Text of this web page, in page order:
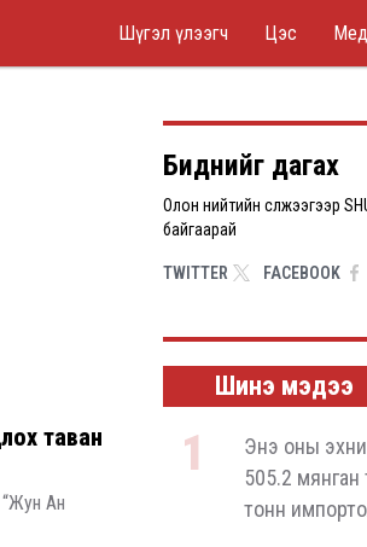
Main
Menu
Шүгэл үлээгч Цэс
таван
Ан
Биднийг дагах
Олон нийтийн сүлжээгээр
байгаарай
TWITTER FACEBOOK
Шинэ мэдээ
Энэ оны
505.2 мянган
тонн